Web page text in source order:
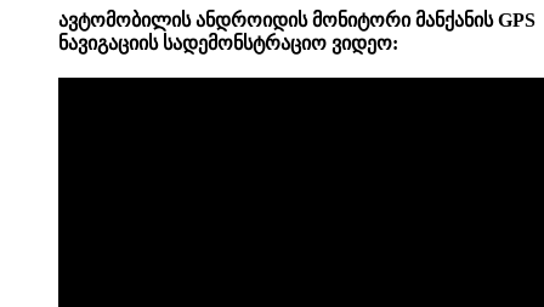
ავტომობილის ანდროიდის მონიტორი მანქანის GPS
ნავიგაციის სადემონსტრაციო ვიდეო: